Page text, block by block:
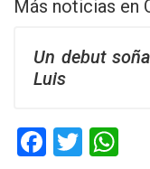
Más noticias en
Un debut
Luis
F
T